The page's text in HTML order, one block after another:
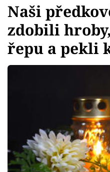
Témata
Bydlení
Sledujte prima+
Přihlášení
Naši
zdobili
řepu a pekli